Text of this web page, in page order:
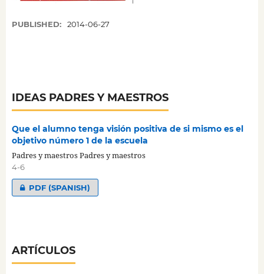
PUBLISHED: 2014-06-27
IDEAS PADRES Y MAESTROS
Que el alumno tenga visión positiva de si mismo es el
objetivo número 1 de la escuela
Padres y maestros Padres y maestros
4-6
PDF (SPANISH)
ARTÍCULOS